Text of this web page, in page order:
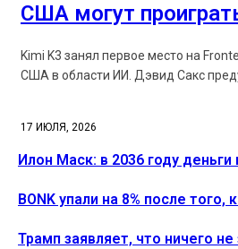
США могут
Kimi K3 занял первое место на
США в области ИИ. Дэвид
17 ИЮЛЯ, 2026
Илон Маск: в 2036 году
BONK упали на 8% после
Трамп заявляет, что ничего